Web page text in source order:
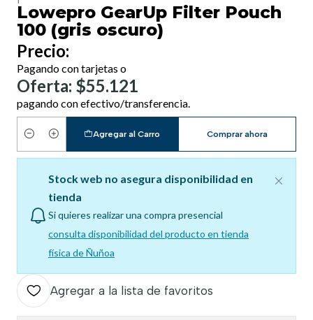
Lowepro GearUp Filter Pouch
100 (gris oscuro)
Precio:
Pagando con tarjetas o
Oferta: $55.121
pagando con efectivo/transferencia.
Cantidad
Agregar al Carro Comprar ahora
Stock web no asegura disponibilidad en
tienda
Si quieres realizar una compra presencial
consulta disponibilidad del producto en tienda
física de Ñuñoa
Agregar a la lista de favoritos